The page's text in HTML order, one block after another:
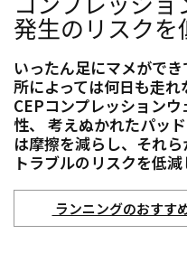
発生のリスクを
いったん足にマメがで
所によっては何日も走れ
CEPコンプレッション
性、 考えぬかれたパッ
は摩擦を減らし、それ
トラブルのリスクを低減
ランニングのおすす